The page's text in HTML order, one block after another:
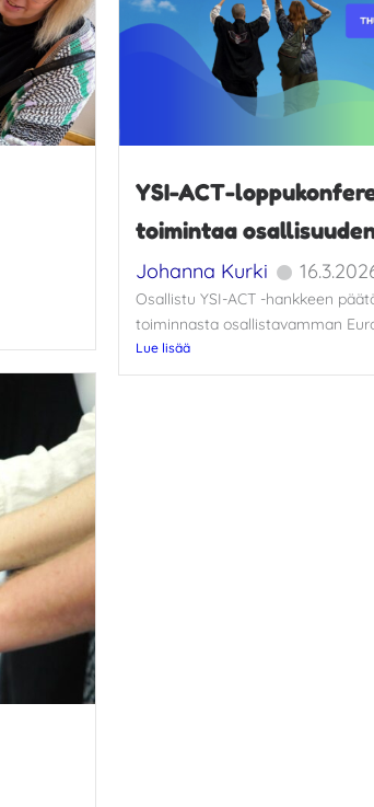
YSI-ACT-
toimintaa
Johanna Kurki
Osallistu YSI-ACT -hankkeen
toiminnasta osallistavamman
Lue lisää